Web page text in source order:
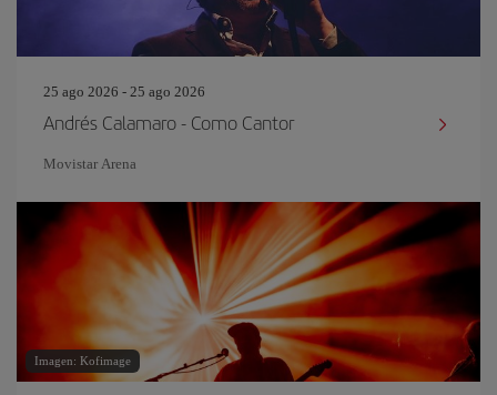
25 ago 2026 - 25 ago 2026
Andrés Calamaro - Como Cantor
Movistar Arena
Imagen: Kofimage